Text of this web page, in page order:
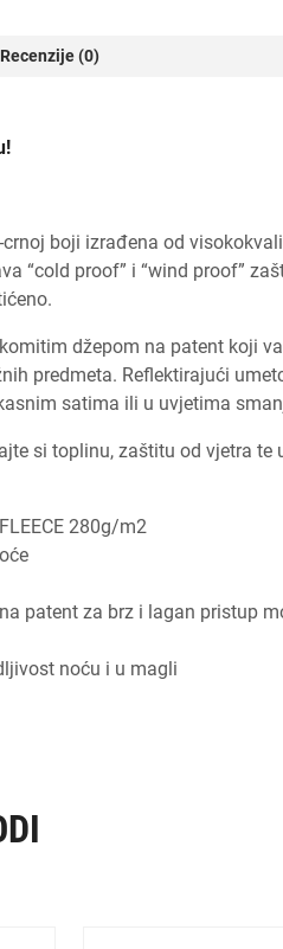
Recenzije (0)
crnoj boji izrađena od
“cold proof” i “wind proof”
džepom na patent koji
predmeta. Reflektirajući
satima ili u uvjetima
si toplinu, zaštitu od vjetra
280g/m2
patent za brz i lagan pristup
noću i u magli